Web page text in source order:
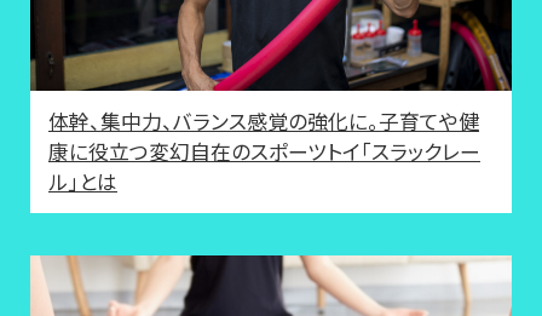
体幹、集中力、バランス感覚の強化に。子育てや健
康に役立つ変幻自在のスポーツトイ「スラックレー
ル」とは